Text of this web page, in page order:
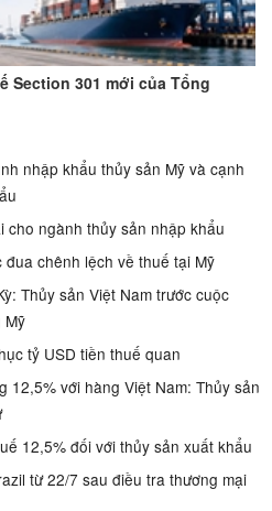
Section 301 mới của Tổng
nhập khẩu thủy sản Mỹ và cạnh
cho ngành thủy sản nhập khẩu
chênh lệch về thuế tại Mỹ
Thủy sản Việt Nam trước cuộc
Mỹ
tỷ USD tiền thuế quan
12,5% với hàng Việt Nam: Thủy sản
12,5% đối với thủy sản xuất khẩu
từ 22/7 sau điều tra thương mại